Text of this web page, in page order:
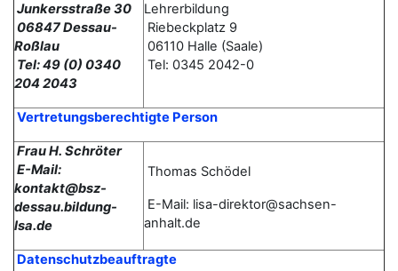
Junkersstraße 30
06847 Dessau-
Roßlau
Tel: 49 (0) 0340
204 2043
Lehrerbildung
Riebeckplatz 9
06110 Halle (Saale)
Tel: 0345 2042-0
Vertretungsberechtigte Person
Frau H. Schröter
E-Mail:
kontakt@bsz-
dessau.bildung-
lsa.de
Thomas Schödel
E-Mail: lisa-direktor@sachsen-
anhalt.de
Datenschutzbeauftragte